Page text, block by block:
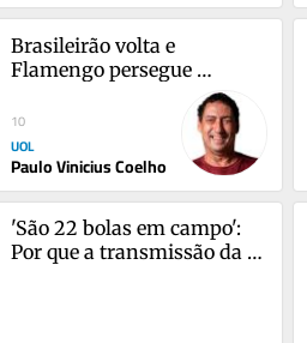
Brasileirão volta e
Flamengo persegue
Palmeiras. Informações e
palpites
10
UOL
Paulo Vinicius Coelho
'São 22 bolas em campo':
Por que a transmissão da F1